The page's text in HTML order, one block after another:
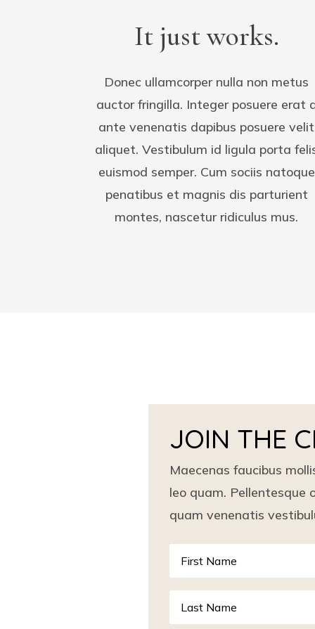
It just works.
Donec ullamcorper nulla non metus
auctor fringilla. Integer posuere erat
ante venenatis dapibus posuere velit
aliquet. Vestibulum id ligula porta
euismod semper. Cum sociis natoque
penatibus et magnis dis parturient
montes, nascetur ridiculus mus.
JOIN THE
Maecenas faucibus
leo quam. Pellentesque
quam venenatis